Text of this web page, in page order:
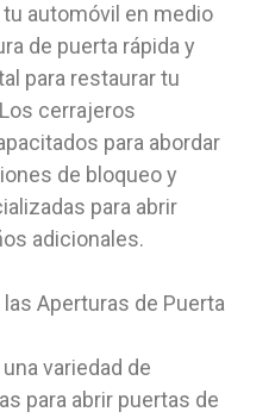
automóvil en medio
de puerta rápida y
para restaurar tu
cerrajeros
para abordar
de bloqueo y
para abrir
adicionales.
Aperturas de Puerta
variedad de
para abrir puertas de